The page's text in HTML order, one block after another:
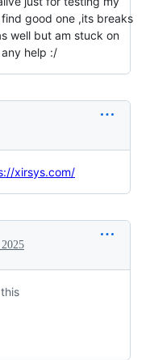
good one ,its breaks
well but am stuck on
help :/
xirsys.com/